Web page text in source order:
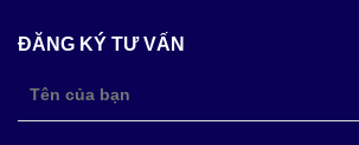
ĐĂNG KÝ TƯ VẤN